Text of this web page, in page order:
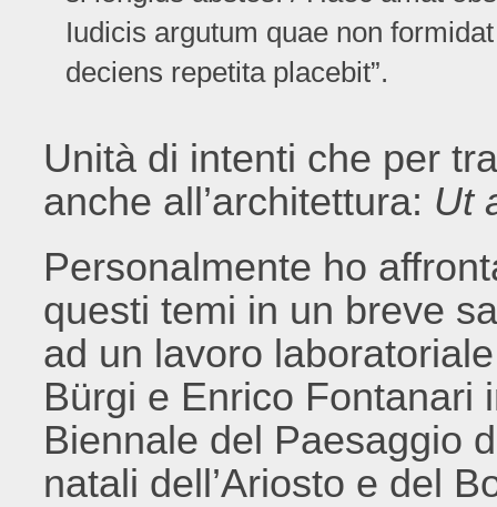
Iudicis argutum quae non
deciens repetita placebit”.
Unità di intenti che per
anche all’architettura: Ut
Personalmente ho
questi temi in un breve
ad un lavoro
Bürgi e Enrico Fontanari
Biennale del Paesaggio
natali dell’Ariosto e del